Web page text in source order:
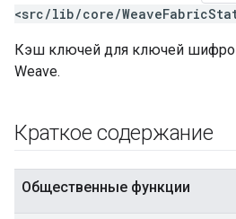
<src/lib/core/
Кэш ключей для ключей
Weave.
Краткое содержание
Общественные функции